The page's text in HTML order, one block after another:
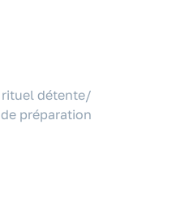
rituel détente/
préparation